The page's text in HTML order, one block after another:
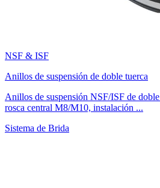
NSF & ISF
Anillos de suspensión de doble tuerca
Anillos de suspensión NSF/ISF de
rosca central M8/M10, instalación ...
Sistema de Brida